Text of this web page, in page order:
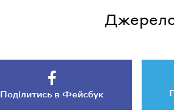
Поділитись в Фейсбук